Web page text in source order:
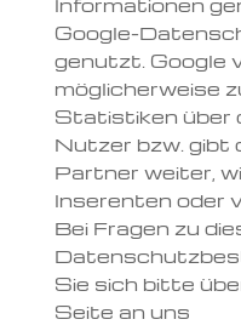
Informationen
Google-
genutzt. Google
möglicherweise
Statistiken über
Nutzer bzw. gibt
Partner weiter,
Inserenten oder
Bei Fragen zu
Sie sich bitte
Seite an uns